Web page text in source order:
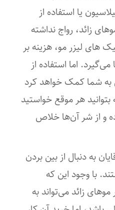
یا استفاده از
زائد، رواج نداشته
های لیزر مو، هزینه بر
اما استفاده از
به شما کمک خواهد کرد
هر موقع خواستید
و از شر آن‌ها خلاص
به ‌دنبال از بین بردن
با وجود این ‌که
زائد می‌تواند به